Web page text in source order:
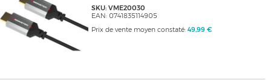
SKU: VME20030
EAN: 0741835114905
Prix de vente moyen constaté: 49,99 €